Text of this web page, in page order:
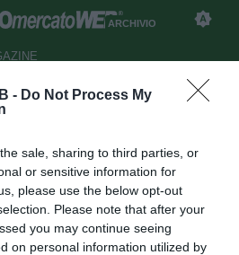
- Do Not Process My
sale, sharing to third parties, or
or sensitive information for
please use the below opt-out
Please note that after your
you may continue seeing
on personal information utilized by
ARCHIVIO
richiestissimo
Alaimo
14:49